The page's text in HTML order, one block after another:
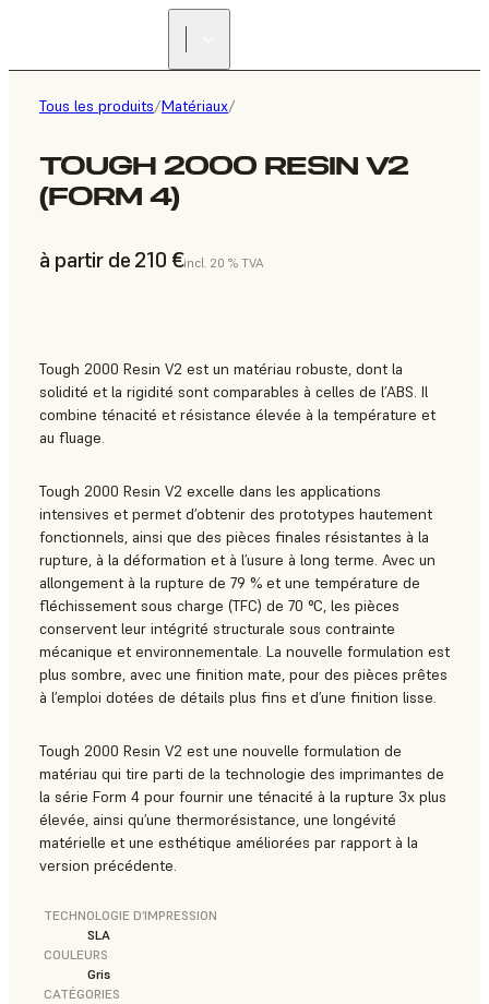
Tous les produits/Matériaux/
TOUGH 2000 RESIN V2
(FORM 4)
à partir de 210 €incl. 20 % TVA
Tough 2000 Resin V2 est un matériau robuste, dont la
solidité et la rigidité sont comparables à celles de l’ABS. Il
combine ténacité et résistance élevée à la température et
au fluage.
Tough 2000 Resin V2 excelle dans les applications
intensives et permet d’obtenir des prototypes hautement
fonctionnels, ainsi que des pièces finales résistantes à la
rupture, à la déformation et à l’usure à long terme. Avec un
allongement à la rupture de 79 % et une température de
fléchissement sous charge (TFC) de 70 °C, les pièces
conservent leur intégrité structurale sous contrainte
mécanique et environnementale. La nouvelle formulation est
plus sombre, avec une finition mate, pour des pièces prêtes
à l’emploi dotées de détails plus fins et d’une finition lisse.
Tough 2000 Resin V2 est une nouvelle formulation de
matériau qui tire parti de la technologie des imprimantes de
la série Form 4 pour fournir une ténacité à la rupture 3x plus
élevée, ainsi qu’une thermorésistance, une longévité
matérielle et une esthétique améliorées par rapport à la
version précédente.
TECHNOLOGIE D’IMPRESSION
SLA
COULEURS
Gris
CATÉGORIES